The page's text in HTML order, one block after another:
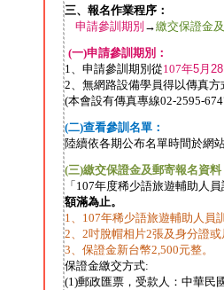
三、報名作業程序：
申請參訓期別 →繳交保證金
(一)申請參訓期別：
1、申請參訓期別從107年5月28
2、無網路設備學員得以傳真方
(本會設有傳真專線02-2595-
(二)查看參訓名單：
陸續依各期公布名單時間於網
(三)繳交保證金及郵寄報名資料
「 107年度稀少語旅遊輔助人
額滿為止。
1、 107年稀少語旅遊輔助人員
2、 2吋脫帽相片2張及身分證
3、保證金新台幣2,500元整。
保證金繳交方式:
(1)郵政匯票，受款人：中華民